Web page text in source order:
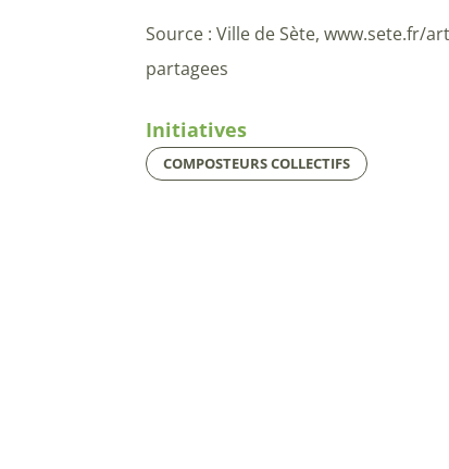
Source : Ville de Sète, www.sete.fr/
partagees
Initiatives
COMPOSTEURS COLLECTIFS